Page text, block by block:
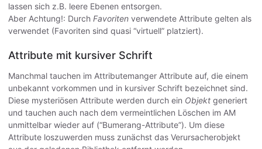
lassen sich z.B. leere Ebenen entsorgen.
Aber Achtung!: Durch Favoriten verwendete Attribute gelten als
verwendet (Favoriten sind quasi “virtuell” platziert).
Attribute mit kursiver Schrift
Manchmal tauchen im Attributemanger Attribute auf, die einem
unbekannt vorkommen und in kursiver Schrift bezeichnet sind.
Diese mysteriösen Attribute werden durch ein Objekt generiert
und tauchen auch nach dem vermeintlichen Löschen im AM
unmittelbar wieder auf (“Bumerang-Attribute”). Um diese
Attribute loszuwerden muss zunächst das Verursacherobjekt